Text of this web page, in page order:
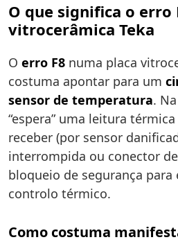
O que significa o erro
vitrocerâmica Teka
O erro F8 numa placa
costuma apontar para um
sensor de temperatura.
“espera” uma leitura
receber (por sensor
interrompida ou conector
bloqueio de segurança
controlo térmico.
Como costuma